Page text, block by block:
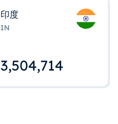
印度
IN
3,504,715